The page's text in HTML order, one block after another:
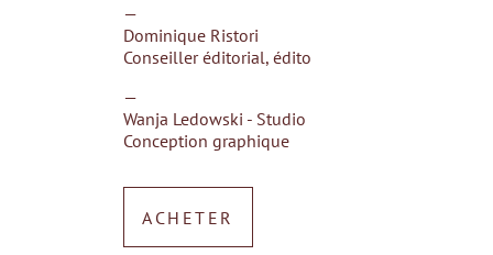
—
Dominique Ristori
Conseiller éditorial, édito
—
Wanja Ledowski - Studio
Conception graphique
ACHETER